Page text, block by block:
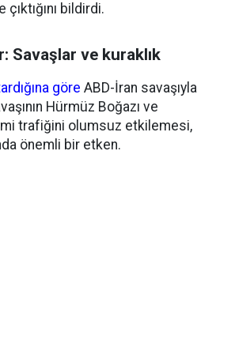
bildirdi.
Savaşlar ve kuraklık
göre ABD-İran savaşıyla
Hürmüz Boğazı ve
trafiğini olumsuz etkilemesi,
önemli bir etken.